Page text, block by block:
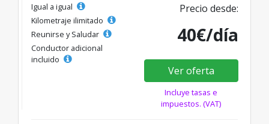
Igual a igual
Kilometraje ilimitado
Reunirse y Saludar
Conductor adicional
incluido
Precio desde:
40€/día
Ver oferta
Incluye tasas e
impuestos. (VAT)